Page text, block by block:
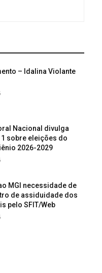
– Idalina Violante
Nacional divulga
sobre eleições do
2026-2029
MGI necessidade de
de assiduidade dos
pelo SFIT/Web